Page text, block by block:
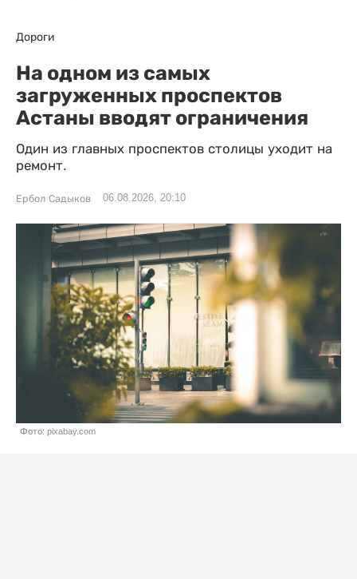
Дороги
На одном из самых
загруженных проспектов
Астаны вводят ограничения
Один из главных проспектов столицы уходит на
ремонт.
Ербол Садыков 06.08.2026, 20:10
Фото: pixabay.com